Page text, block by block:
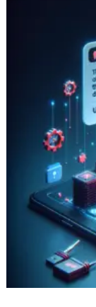
conserva
notifiche
eliminate